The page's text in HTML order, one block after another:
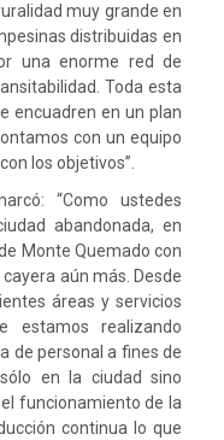
muy grande en
distribuidas en
una enorme red de
Toda esta
encuadren en un plan
con un equipo
los objetivos”.
“Como ustedes
abandonada, en
Monte Quemado con
aún más. Desde
áreas y servicios
realizando
de personal a fines de
en la ciudad sino
funcionamiento de la
continua lo que